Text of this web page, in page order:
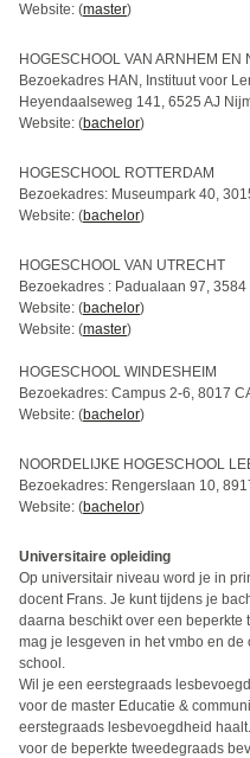
Website: (master)
HOGESCHOOL VAN ARNHEM EN
Bezoekadres HAN, Instituut voor
Heyendaalseweg 141, 6525 AJ
Website: (bachelor)
HOGESCHOOL ROTTERDAM
Bezoekadres: Museumpark 40,
Website: (bachelor)
HOGESCHOOL VAN UTRECHT
Bezoekadres : Padualaan 97, 3584
Website: (bachelor)
Website: (master)
HOGESCHOOL WINDESHEIM
Bezoekadres: Campus 2-6, 8017
Website: (bachelor)
NOORDELIJKE HOGESCHOOL
Bezoekadres: Rengerslaan 10,
Website: (bachelor)
Universitaire opleiding
Op universitair niveau word je in
docent Frans. Je kunt tijdens je
daarna beschikt over een
mag je lesgeven in het vmbo en
school.
Wil je een eerstegraads
voor de master Educatie &
eerstegraads lesbevoegdheid
voor de beperkte tweedegraads